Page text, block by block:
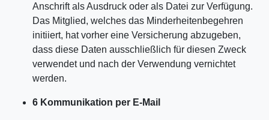
Anschrift als Ausdruck oder als Datei zur Verfügung.
Das Mitglied, welches das Minderheitenbegehren
initiiert, hat vorher eine Versicherung abzugeben,
dass diese Daten ausschließlich für diesen Zweck
verwendet und nach der Verwendung vernichtet
werden.
6 Kommunikation per E-Mail